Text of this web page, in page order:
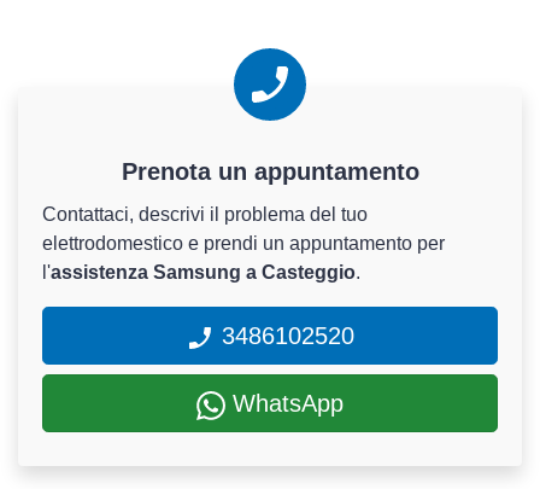
Prenota un appuntamento
Contattaci, descrivi il problema del tuo
elettrodomestico e prendi un appuntamento per
l'assistenza Samsung a Casteggio.
3486102520
WhatsApp